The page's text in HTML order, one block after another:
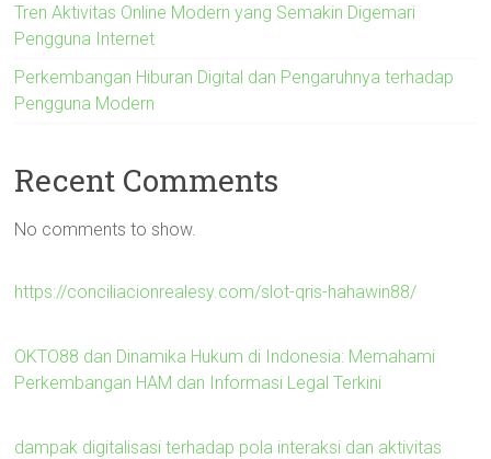
Tren Aktivitas Online Modern yang Semakin Digemari
Pengguna Internet
Perkembangan Hiburan Digital dan Pengaruhnya terhadap
Pengguna Modern
Recent Comments
No comments to show.
https://conciliacionrealesy.com/slot-qris-hahawin88/
OKTO88 dan Dinamika Hukum di Indonesia: Memahami
Perkembangan HAM dan Informasi Legal Terkini
dampak digitalisasi terhadap pola interaksi dan aktivitas